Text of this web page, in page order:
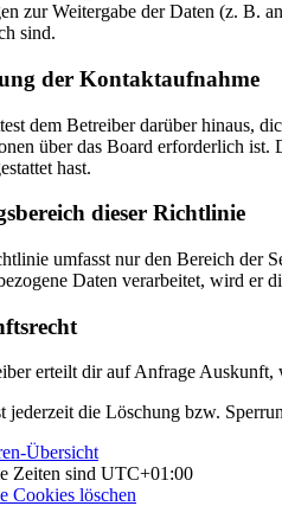
zur Weitergabe der Daten (z. B.
sind.
der Kontaktaufnahme
dem Betreiber darüber hinaus,
über das Board erforderlich ist.
hast.
dieser Richtlinie
umfasst nur den Bereich der
Daten verarbeitet, wird er
erteilt dir auf Anfrage Auskunft,
jederzeit die Löschung bzw.
Übersicht
Zeiten sind UTC+01:00
Cookies löschen